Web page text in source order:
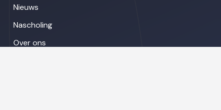
Nieuws
Nascholing
Over ons